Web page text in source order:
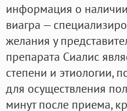
информация о
виагра —
желания у
препарата Сиалис
степени и этиологии,
для осуществления
минут после приема,